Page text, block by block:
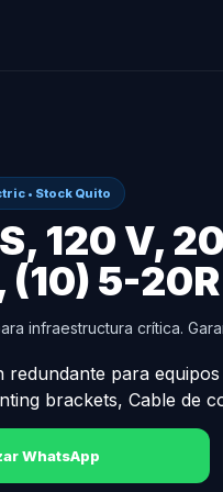
• Stock Quito
120 V,
(10) 5-
infraestructura crítica.
redundante para
brackets, Cable de
WhatsApp